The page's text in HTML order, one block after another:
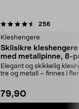
256
Kleshengere
Sklisikre
med metallpinne, 8-
Elegant og skikkelig
tre og metall – finnes i
79,90
4.5av 5 stjerner